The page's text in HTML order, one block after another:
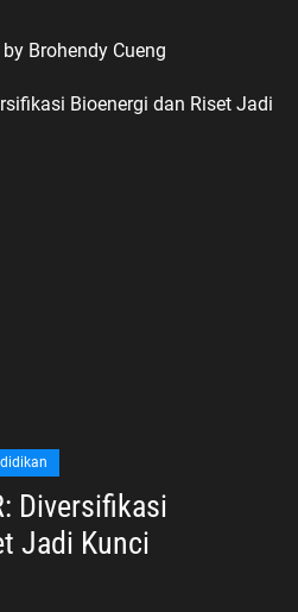
by Brohendy Cueng
Diversifikasi
Jadi Kunci